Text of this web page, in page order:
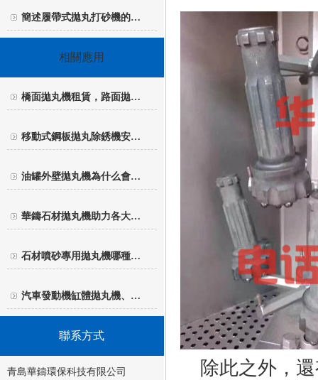
簡述履帶式拋丸打砂機的…
相關應用
橋面拋丸機租賃，路面拋…
移動式鋼板拋丸除銹機安…
油罐外壁拋丸機為什么會…
華鑄石材拋丸機助力各大…
石材噴砂專用拋丸機哪種…
汽車發動機缸體拋丸機、…
聯系方式
青島華鑄環保科技有限公司 除此之外，還